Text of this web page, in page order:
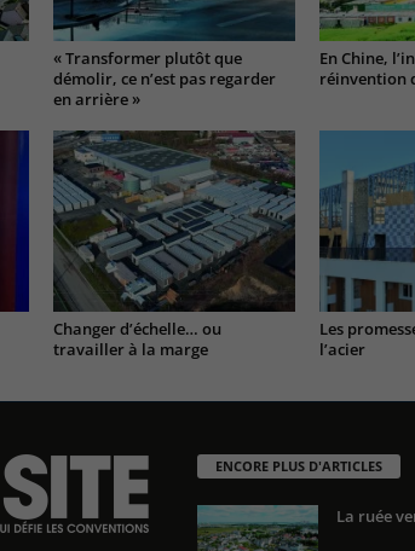
« Transformer plutôt que
démolir, ce n’est pas regarder
en arrière »
En Chine,
réinvention
Changer d’échelle… ou
travailler à la marge
Les
l’acier
ENCORE PLUS D'ARTICLES
La ruée